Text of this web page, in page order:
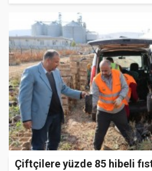
Çiftçilere yüzde 85 hibeli